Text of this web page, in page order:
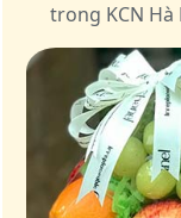
trong KCN